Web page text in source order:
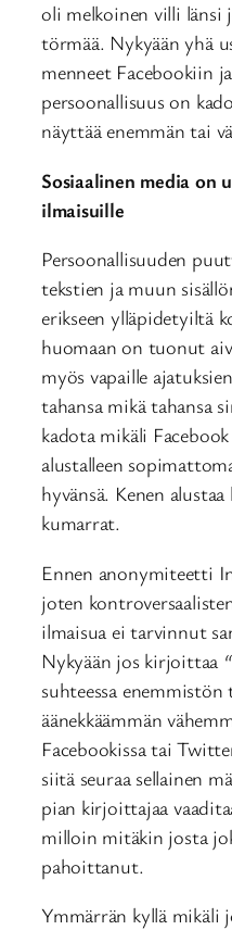
oli melkoinen villi
törmää. Nykyään yhä
menneet Facebookiin
persoonallisuus on
näyttää enemmän tai
Sosiaalinen media on
ilmaisuille
Persoonallisuuden
tekstien ja muun
erikseen ylläpidetyiltä
huomaan on tuonut
myös vapaille
tahansa mikä tahansa
kadota mikäli
alustalleen
hyvänsä. Kenen
kumarrat.
Ennen anonymiteetti
joten
ilmaisua ei tarvinnut
Nykyään jos kirjoittaa
suhteessa
äänekkäämmän
Facebookissa tai
siitä seuraa sellainen
pian kirjoittajaa
milloin mitäkin josta
pahoittanut.
Ymmärrän kyllä mikäli